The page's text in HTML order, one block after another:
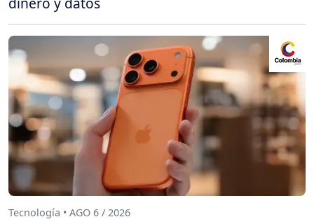
Tecnología • AGO 6 / 2026